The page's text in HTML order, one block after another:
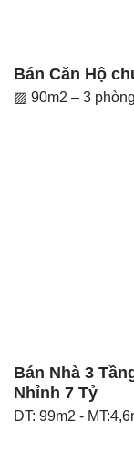
Bán Căn Hộ
▨ 90m2 – 3
Bán Nhà 3
Nhỉnh 7 Tỷ
DT: 99m2 -